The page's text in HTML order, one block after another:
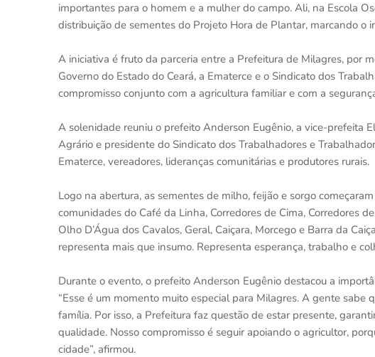
importantes para o homem e a mulher do campo. Ali, na Escola
distribuição de sementes do Projeto Hora de Plantar, marcando o
A iniciativa é fruto da parceria entre a Prefeitura de Milagres, por
Governo do Estado do Ceará, a Ematerce e o Sindicato dos
compromisso conjunto com a agricultura familiar e com a
A solenidade reuniu o prefeito Anderson Eugênio, a vice-prefeita
Agrário e presidente do Sindicato dos Trabalhadores e
Ematerce, vereadores, lideranças comunitárias e produtores rurais.
Logo na abertura, as sementes de milho, feijão e sorgo
comunidades do Café da Linha, Corredores de Cima, Corredores
Olho D’Água dos Cavalos, Geral, Caiçara, Morcego e Barra da
representa mais que insumo. Representa esperança, trabalho e
Durante o evento, o prefeito Anderson Eugênio destacou a
“Esse é um momento muito especial para Milagres. A gente
família. Por isso, a Prefeitura faz questão de estar presente,
qualidade. Nosso compromisso é seguir apoiando o agricultor,
cidade”, afirmou.